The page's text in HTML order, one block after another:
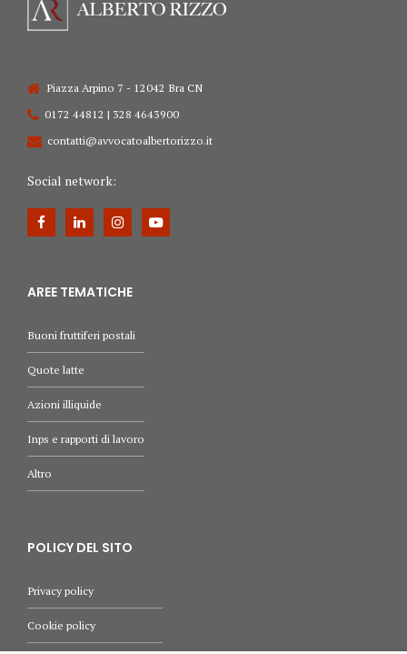
Piazza Arpino 7 - 12042 Bra CN
0172 44812 | 328 4643900
contatti@avvocatoalbertorizzo.it
Social network:
AREE TEMATICHE
Buoni fruttiferi postali
Quote latte
Azioni illiquide
Inps e rapporti di lavoro
Altro
POLICY DEL SITO
Privacy policy
Cookie policy